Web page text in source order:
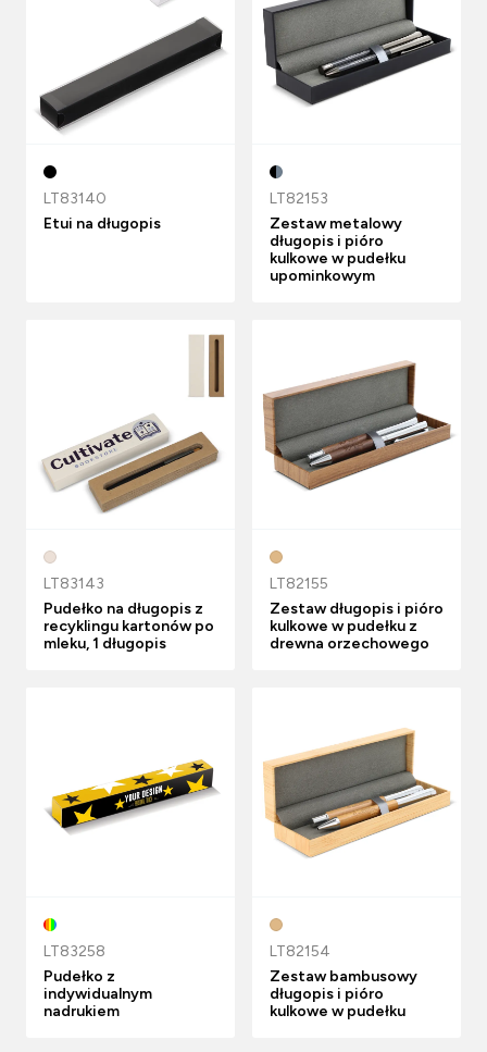
LT83140
Etui na długopis
LT82153
Zestaw metalowy
długopis i pióro
kulkowe w pudełku
upominkowym
LT83143
Pudełko na długopis z
recyklingu kartonów po
mleku, 1 długopis
LT82155
Zestaw długopis i pióro
kulkowe w pudełku z
drewna orzechowego
LT83258
Pudełko z
indywidualnym
nadrukiem
LT82154
Zestaw bambusowy
długopis i pióro
kulkowe w pudełku